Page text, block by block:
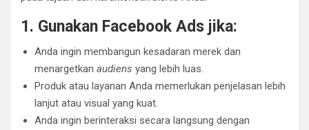
1. Gunakan Facebook Ads jika:
Anda ingin membangun kesadaran merek dan
menargetkan audiens yang lebih luas.
Produk atau layanan Anda memerlukan penjelasan lebih
lanjut atau visual yang kuat.
Anda ingin berinteraksi secara langsung dengan